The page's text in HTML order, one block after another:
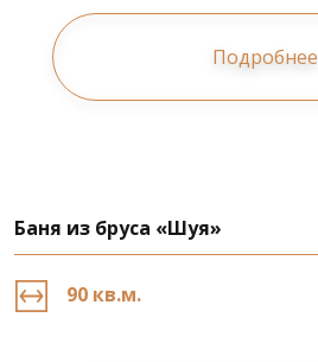
Подробнее
Баня из бруса «Шуя»
90 кв.м.